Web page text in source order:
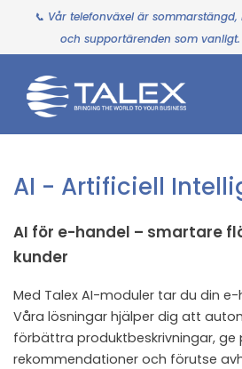
📞 Vår telefonväxel är
och supportärenden som
AI - Artificiell
AI för e-handel – smartare
kunder
Med Talex AI-moduler tar du din
Våra lösningar hjälper dig att
förbättra produktbeskrivningar, ge
rekommendationer och förutse